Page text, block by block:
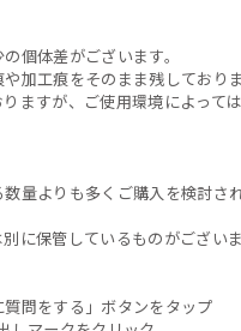
個体差がございます。
加工痕をそのまま残しており
ますが、ご使用環境によって
量よりも多くご購入を検討
に保管しているものがござい
問をする」ボタンをタップ